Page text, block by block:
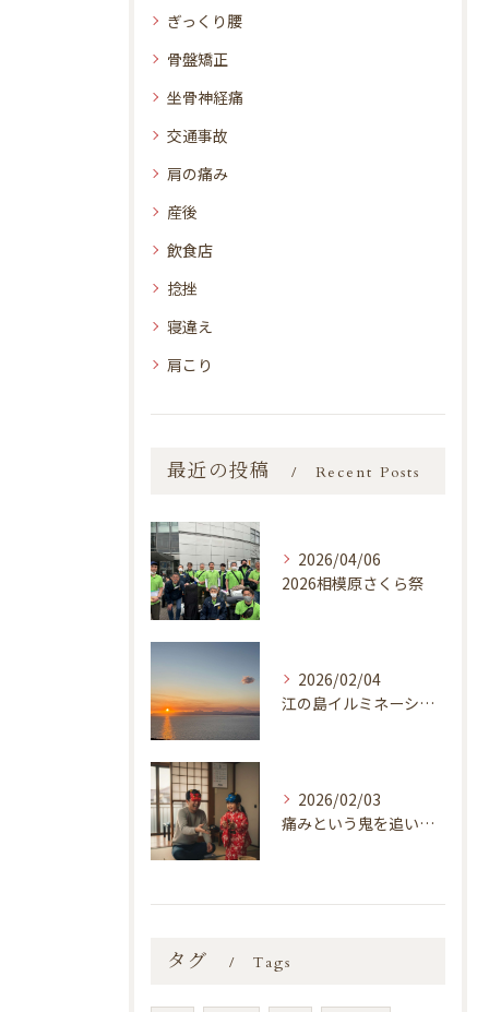
ぎっくり腰
骨盤矯正
坐骨神経痛
交通事故
肩の痛み
産後
飲食店
捻挫
寝違え
肩こり
最近の投稿 Recent Posts
2026/04/06
2026相模原さくら祭
2026/02/04
江の島イルミネーション「湘南の宝石2025-2026 江の島を彩る光と色の祭典」
2026/02/03
痛みという鬼を追い払いましょう！
タグ Tags